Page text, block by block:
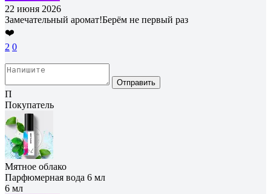
22 июня 2026
Замечательный аромат!Берём не первый раз
❤️
2 0
Отправить
П
Покупатель
Мятное облако
Парфюмерная вода 6 мл
6 мл